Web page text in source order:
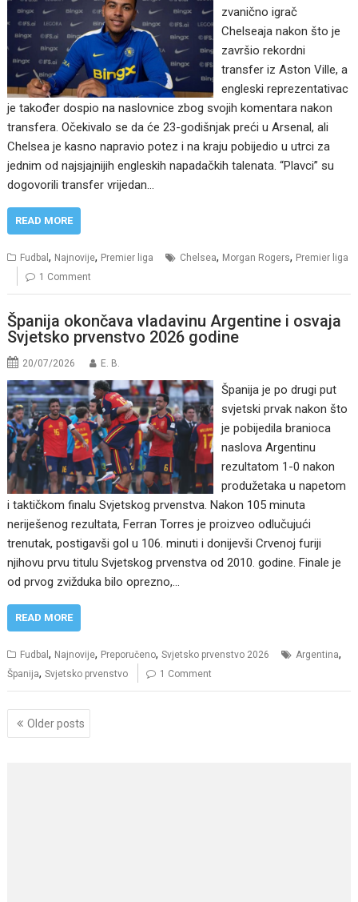
zvanično igrač
Chelseaja nakon što je
završio rekordni
transfer iz Aston Ville, a
engleski reprezentativac
je također dospio na naslovnice zbog svojih komentara nakon
transfera. Očekivalo se da će 23-godišnjak preći u Arsenal, ali
Chelsea je kasno napravio potez i na kraju pobijedio u utrci za
jednim od najsjajnijih engleskih napadačkih talenata. “Plavci” su
dogovorili transfer vrijedan…
READ MORE
Fudbal, Najnovije, Premier liga Chelsea, Morgan Rogers, Premier liga
1 Comment
Španija okončava vladavinu Argentine i osvaja
Svjetsko prvenstvo 2026 godine
20/07/2026 E. B.
Španija je po drugi put
svjetski prvak nakon što
je pobijedila branioca
naslova Argentinu
rezultatom 1-0 nakon
produžetaka u napetom
i taktičkom finalu Svjetskog prvenstva. Nakon 105 minuta
neriješenog rezultata, Ferran Torres je proizveo odlučujući
trenutak, postigavši ​​gol u 106. minuti i donijevši Crvenoj furiji
njihovu prvu titulu Svjetskog prvenstva od 2010. godine. Finale je
od prvog zvižduka bilo oprezno,…
READ MORE
Fudbal, Najnovije, Preporučeno,Svjetsko prvenstvo 2026 Argentina,
Španija,Svjetsko prvenstvo 1 Comment
Posts
navigation
Older posts